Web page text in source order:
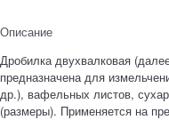
Описание
Дробилка двухвалковая
предназначена для
др.), вафельных листов,
(размеры). Применяется на